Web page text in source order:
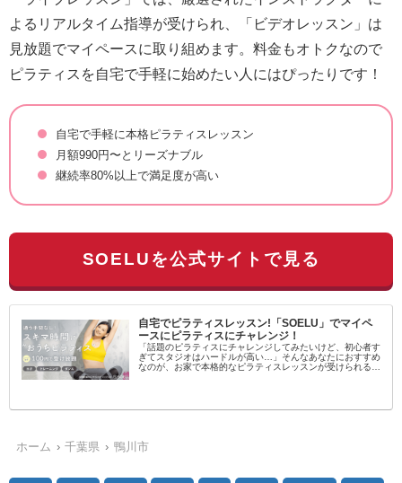
よるリアルタイム指導が受けられ、「ビデオレッスン」は
見放題でマイペースに取り組めます。料金もオトクなので
ピラティスを自宅で手軽に始めたい人にはぴったりです！
自宅で手軽に本格ピラティスレッスン
月額990円〜とリーズナブル
継続率80%以上で満足度が高い
SOELUを公式サイトで見る
自宅でピラティスレッスン!「SOELU」でマイペ
ースにピラティスにチャレンジ！
「話題のピラティスにチャレンジしてみたいけど、初心者す
ぎてスタジオはハードルが高い…」そんなあなたにおすすめ
なのが、お家で本格的なピラティスレッスンが受けられるオ
ホーム 千葉県 鴨川市